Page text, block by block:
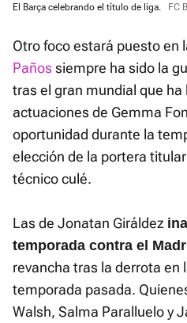
El Barça celebrando el título de liga. FC
Otro foco estará puesto en
Pañossiempre ha sido la
tras el gran mundial que ha
actuaciones de Gemma
oportunidad durante la
elección de la portera
técnico culé.
Las de Jonatan Giráldez
temporada contra el
revancha tras la derrota en
temporada pasada.
Walsh, Salma Paralluelo y